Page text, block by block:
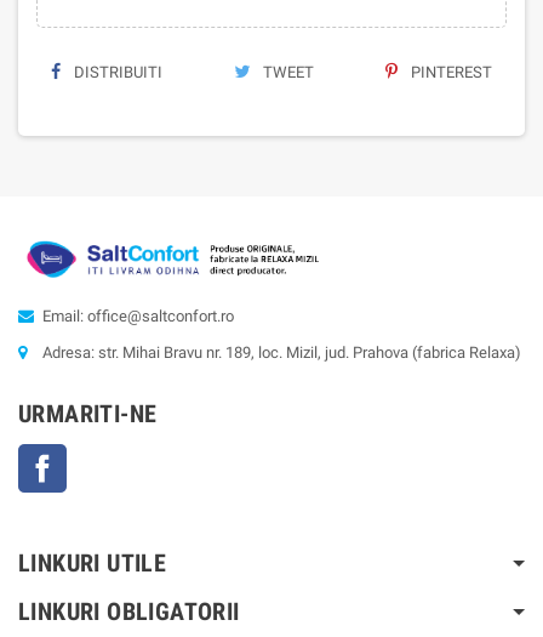
DISTRIBUITI TWEET PINTEREST
Email: office@saltconfort.ro
Adresa: str. Mihai Bravu nr. 189, loc. Mizil, jud. Prahova (fabrica Relaxa)
URMARITI-NE
LINKURI UTILE
LINKURI OBLIGATORII